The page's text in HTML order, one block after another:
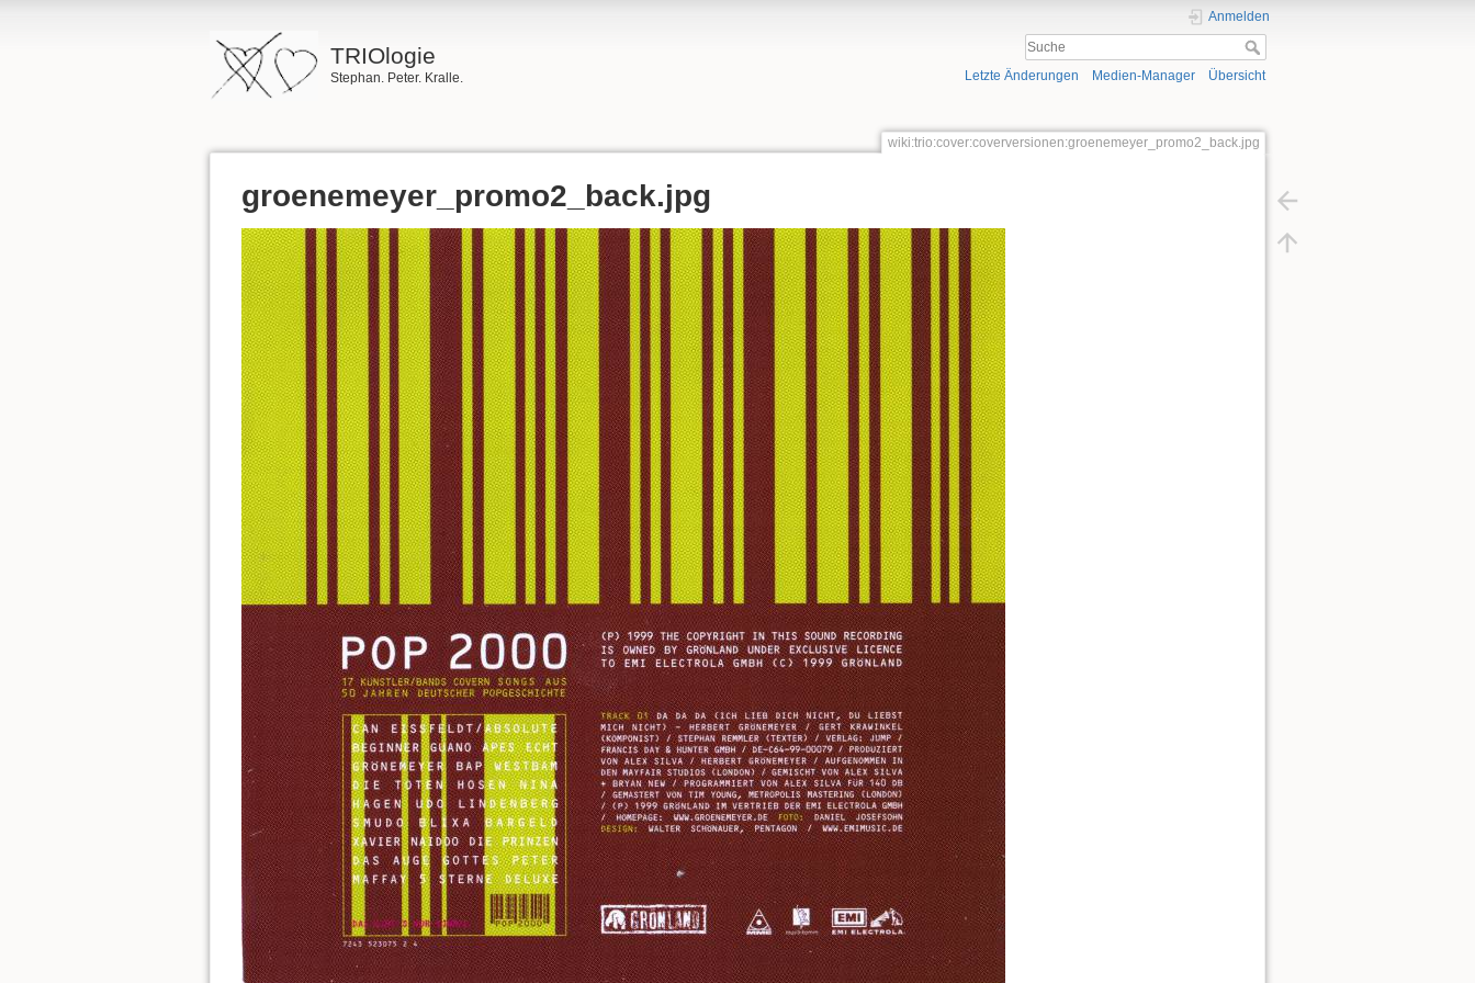
TRIOlogie
Stephan. Peter. Kralle.
Anmelden
Letzte Änderungen Medien-Manager Übersicht
wiki:trio:cover:coverversionen:groenemeyer_promo2_back.jpg
groenemeyer_promo2_back.jpg